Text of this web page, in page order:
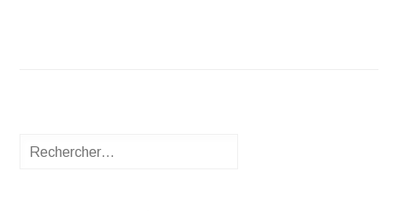
Rechercher :